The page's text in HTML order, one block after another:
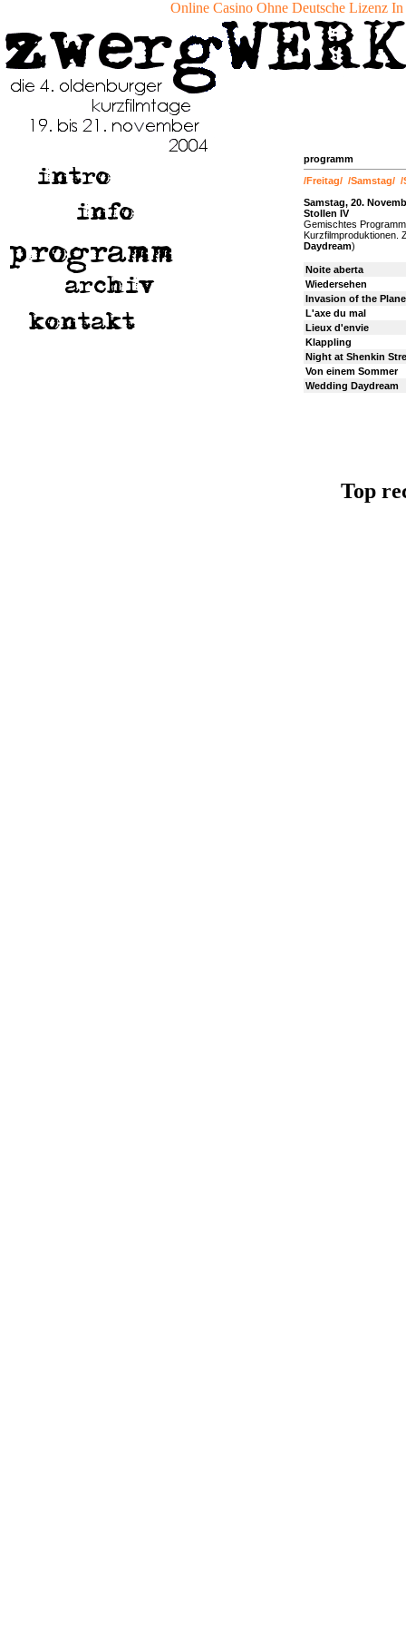
Online Casino Ohne Deutsche Lizenz In
programm
/Freitag/ /Samstag/ /
Samstag, 20.
Stollen IV
Gemischtes
Kurzfilmproduktionen.
Daydream)
Noite aberta
Wiedersehen
Invasion of the
L'axe du mal
Lieux d'envie
Klappling
Night at Shenkin
Von einem Sommer
Wedding Daydream
Top